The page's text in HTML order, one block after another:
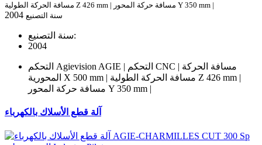
مسافة الحركة الطولية Z 426 mm | مسافة حركة المحور Y 350 mm |
سنة التصنيع
سنة التصنيع:
2004
التحكم Agievision AGIE | التحكم CNC | مسافة الحركة
المحورية X 500 mm | مسافة الحركة الطولية Z 426 mm |
مسافة حركة المحور Y 350 mm |
آلة قطع الأسلاك بالكهرباء